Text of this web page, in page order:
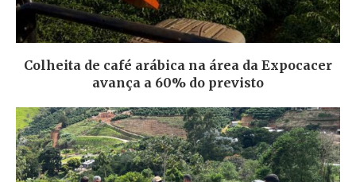
Colheita de café arábica na área da Expocacer
avança a 60% do previsto